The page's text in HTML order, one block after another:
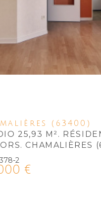
(63400)
25,93 M².
CHAMALIÈRES
2
€